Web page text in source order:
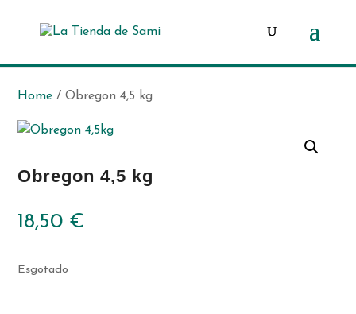
Home / Obregon 4,5 kg
Obregon 4,5 kg
18,50 €
Esgotado